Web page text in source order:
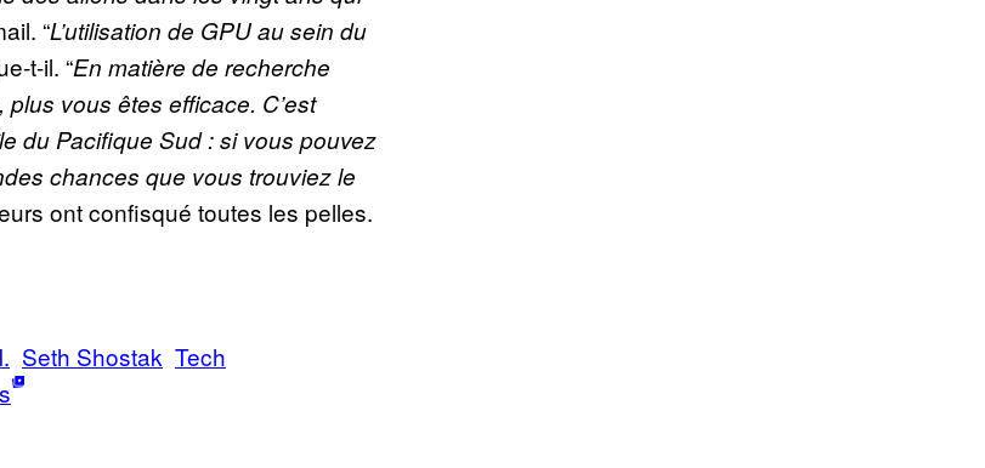
“L’utilisation de GPU au sein du
t-il. “En matière de recherche
vous êtes efficace. C’est
du Pacifique Sud : si vous pouvez
chances que vous trouviez le
ont confisqué toutes les pelles.
Seth Shostak Tech